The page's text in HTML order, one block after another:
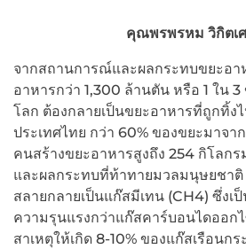
คุณพรพรหม วิกิตเ
จากสถานการณ์และผลกระทบขยะอา
อาหารกว่า 1,300 ล้านตัน หรือ 1 ใน
โลก ต้องกลายเป็นขยะอาหารที่ถูกทิ้ง
ประเทศไทย กว่า 60% ของขยะมาจา
คนสร้างขยะอาหารสูงถึง 254 กิโลก
และผลกระทบที่ท้าทายมวลมนุษยชาติ
สลายกลายเป็นแก๊สมีเทน (CH4) ซึ่งเ
ความรุนแรงกว่าแก๊สคาร์บอนไดออกไ
สาเหตุให้เกิด 8-10% ของแก๊สเรือนก